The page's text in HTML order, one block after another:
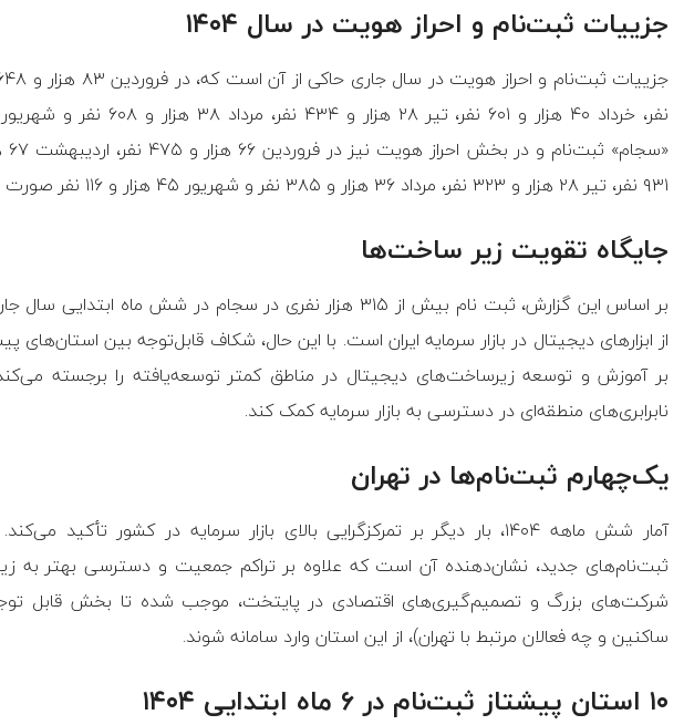
جزییات ثبت‌نام و احراز هویت در سال ۱۴۰۴
۹۳۱ نفر، تیر ۲۸ هزار و ۳۲۳ نفر، مرداد ۳۶ هزار و ۳۸۵ نفر و شهریور ۴۵ هزار و ۱۱۶ نفر صورت گرفته است.
جایگاه تقویت زیر ساخت‌ها
بر اساس این گزارش، ثبت نام بیش از ۳۱۵ هزار نفری در سجام در شش ماه
از ابزار‌های دیجیتال در بازار سرمایه ایران است. با این حال، شکاف قابل‌توجه بین استان‌های
بر آموزش و توسعه زیرساخت‌های دیجیتال در مناطق کمتر توسعه‌یافته را برجسته
نابرابری‌های منطقه‌ای در دسترسی به بازار سرمایه کمک کند.
یک‌چهارم ثبت‌نام‌ها در تهران
ثبت‌نام‌های جدید، نشان‌دهنده آن است که علاوه بر تراکم جمعیت و دسترسی بهتر به
شرکت‌های بزرگ و تصمیم‌گیری‌های اقتصادی در پایتخت، موجب شده تا بخش قابل
ساکنین و چه فعالان مرتبط با تهران)، از این استان وارد سامانه شوند.
۱۰ استان پیشتاز ثبت‌نام در ۶ ماه ابتدایی ۱۴۰۴